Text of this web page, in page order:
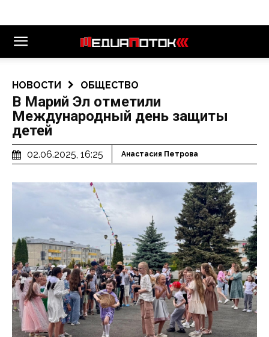
НОВОСТИ ОБЩЕСТВО
В Марий Эл отметили
Международный день защиты
детей
02.06.2025, 16:25 Анастасия Петрова